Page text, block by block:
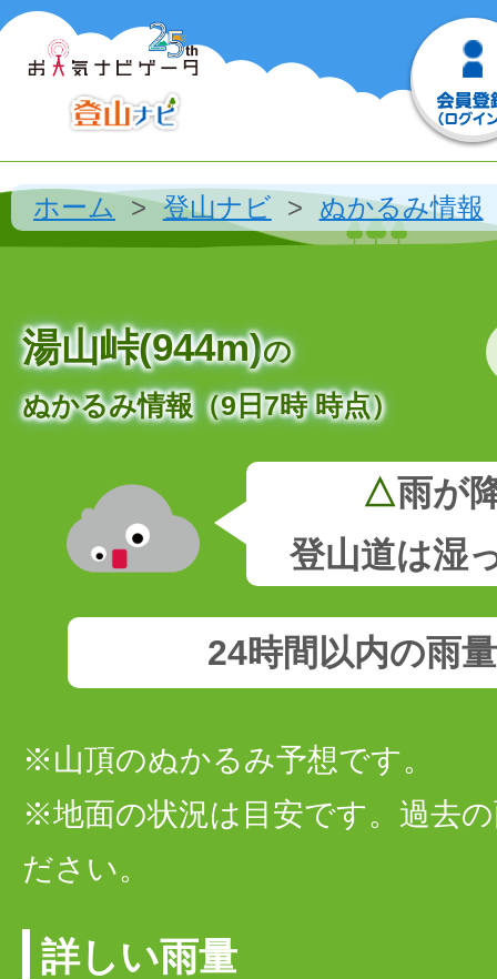
ホーム 登山ナビ ぬかるみ情報
湯山峠(944m)の
ぬかるみ情報（9日7時 時点）
△雨が
登山道は湿
24時間以内の雨
※山頂のぬかるみ予想です。
※地面の状況は目安です。過去
ださい。
詳しい雨量